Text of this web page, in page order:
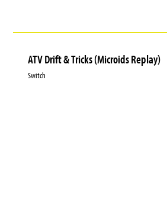
ATV Drift & Tricks (Microids Replay)
Switch